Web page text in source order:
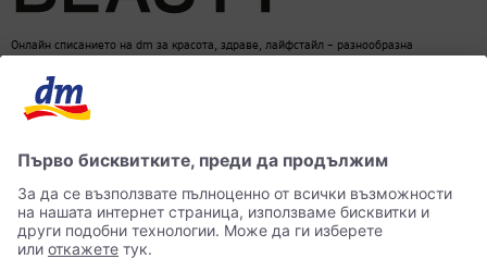
Онлайн списанието на dm за красота, здраве, лайфстайл – разнообразна